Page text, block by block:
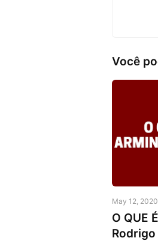
Você
May 12, 2020
O QUE